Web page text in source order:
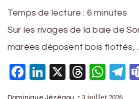
Temps de lecture : 6 minutes
Sur les rivages de la baie de
marées déposent bois flottés,
Facebook
LinkedIn
X
Dominique Jézégou